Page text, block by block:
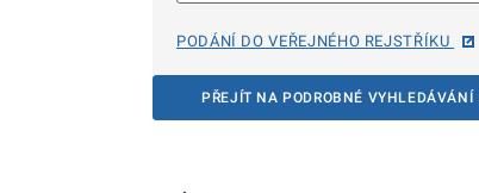
PODÁNÍ DO VEŘEJNÉHO REJSTŘÍKU
PŘEJÍT NA PODROBNÉ VYHLEDÁVÁNÍ